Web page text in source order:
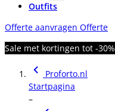
Outfits
Offerte aanvragen Offerte
Sale met kortingen tot -30%
Proforto.nl
Startpagina
–